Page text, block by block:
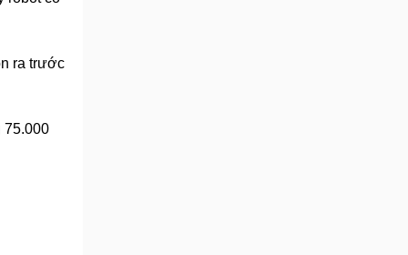
ra trước
75.000